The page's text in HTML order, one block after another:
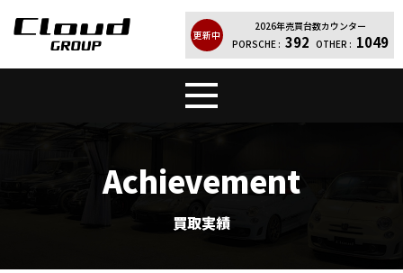
更新中
2026年売買台数カウンター
PORSCHE : 392 OTHER : 1049
Achievement
買取実績